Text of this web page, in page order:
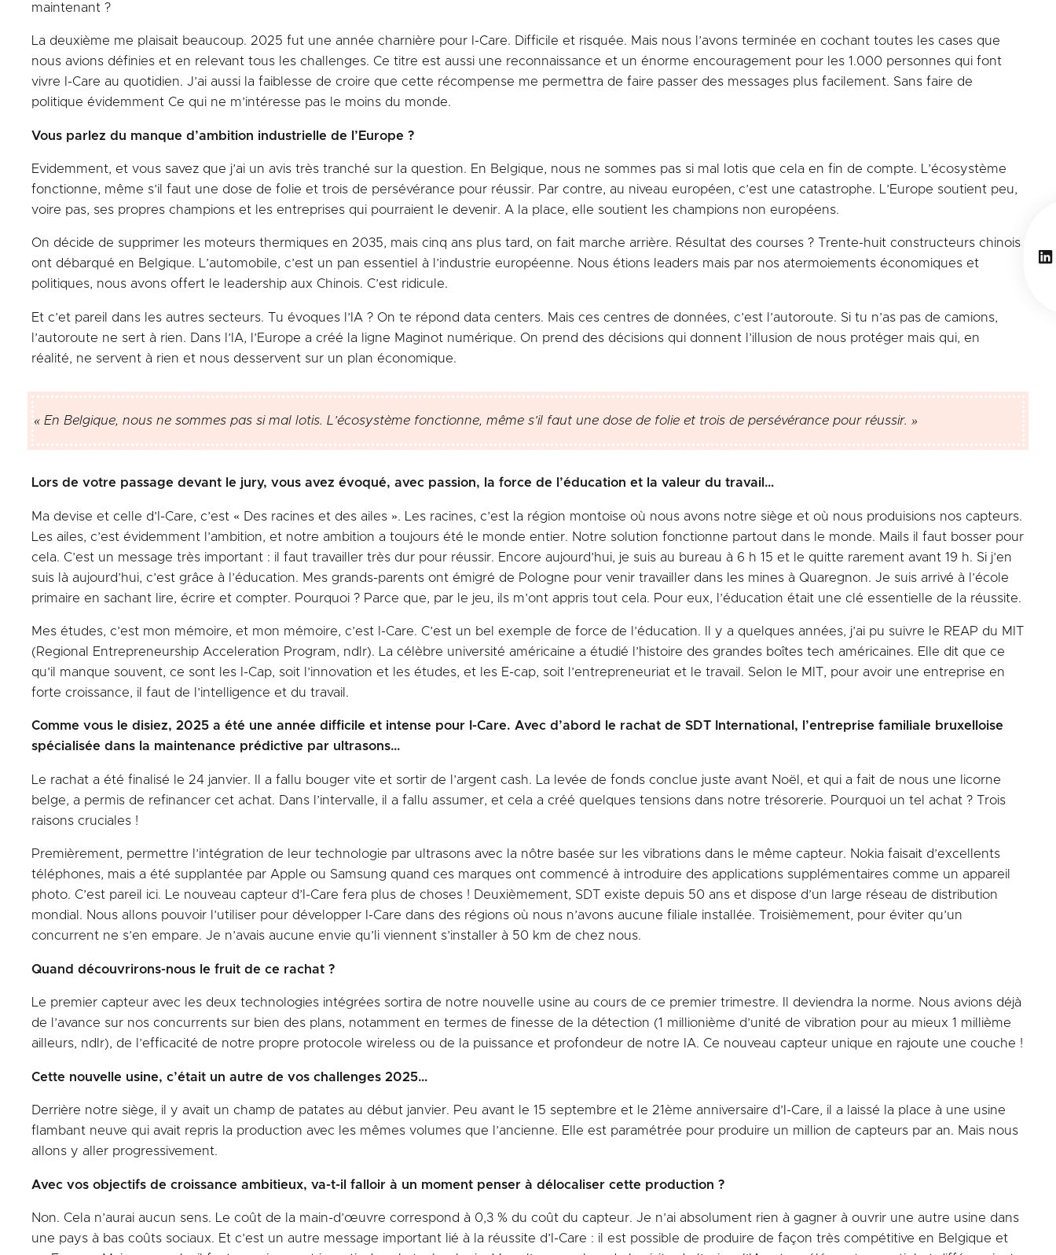
maintenant ?
La deuxième me plaisait beaucoup. 2025 fut une année charnière pour I-Care. Difficile et risquée. Mais nous l’avons terminée en cochant toutes les cases que
nous avions définies et en relevant tous les challenges. Ce titre est aussi une reconnaissance et un énorme encouragement pour les 1.000 personnes qui font
vivre I-Care au quotidien. J’ai aussi la faiblesse de croire que cette récompense me permettra de faire passer des messages plus facilement. Sans faire de
politique évidemment Ce qui ne m’intéresse pas le moins du monde.
Vous parlez du manque d’ambition industrielle de l’Europe ?
Evidemment, et vous savez que j’ai un avis très tranché sur la question. En Belgique, nous ne sommes pas si mal lotis que cela en fin de compte. L’écosystème
fonctionne, même s’il faut une dose de folie et trois de persévérance pour réussir. Par contre, au niveau européen, c’est une catastrophe. L’Europe soutient peu,
voire pas, ses propres champions et les entreprises qui pourraient le devenir. A la place, elle soutient les champions non européens.
On décide de supprimer les moteurs thermiques en 2035, mais cinq ans plus tard, on fait marche arrière. Résultat des courses ? Trente-huit constructeurs chinois
ont débarqué en Belgique. L’automobile, c’est un pan essentiel à l’industrie européenne. Nous étions leaders mais par nos atermoiements économiques et
politiques, nous avons offert le leadership aux Chinois. C’est ridicule.
Et c’et pareil dans les autres secteurs. Tu évoques l’IA ? On te répond data centers. Mais ces centres de données, c’est l’autoroute. Si tu n’as pas de camions,
l’autoroute ne sert à rien. Dans l’IA, l’Europe a créé la ligne Maginot numérique. On prend des décisions qui donnent l’illusion de nous protéger mais qui, en
réalité, ne servent à rien et nous desservent sur un plan économique.
« En Belgique, nous ne sommes pas si mal lotis. L’écosystème fonctionne, même s’il faut une dose de folie et trois de persévérance pour réussir. »
Lors de votre passage devant le jury, vous avez évoqué, avec passion, la force de l’éducation et la valeur du travail…
Ma devise et celle d’I-Care, c’est « Des racines et des ailes ». Les racines, c’est la région montoise où nous avons notre siège et où nous produisions nos capteurs.
Les ailes, c’est évidemment l’ambition, et notre ambition a toujours été le monde entier. Notre solution fonctionne partout dans le monde. Mails il faut bosser pour
cela. C’est un message très important : il faut travailler très dur pour réussir. Encore aujourd’hui, je suis au bureau à 6 h 15 et le quitte rarement avant 19 h. Si j’en
suis là aujourd’hui, c’est grâce à l’éducation. Mes grands-parents ont émigré de Pologne pour venir travailler dans les mines à Quaregnon. Je suis arrivé à l’école
primaire en sachant lire, écrire et compter. Pourquoi ? Parce que, par le jeu, ils m’ont appris tout cela. Pour eux, l’éducation était une clé essentielle de la réussite.
Mes études, c’est mon mémoire, et mon mémoire, c’est I-Care. C’est un bel exemple de force de l’éducation. Il y a quelques années, j’ai pu suivre le REAP du MIT
(Regional Entrepreneurship Acceleration Program, ndlr). La célèbre université américaine a étudié l’histoire des grandes boîtes tech américaines. Elle dit que ce
qu’il manque souvent, ce sont les I-Cap, soit l’innovation et les études, et les E-cap, soit l’entrepreneuriat et le travail. Selon le MIT, pour avoir une entreprise en
forte croissance, il faut de l’intelligence et du travail.
Comme vous le disiez, 2025 a été une année difficile et intense pour I-Care. Avec d’abord le rachat de SDT International, l’entreprise familiale bruxelloise
spécialisée dans la maintenance prédictive par ultrasons…
Le rachat a été finalisé le 24 janvier. Il a fallu bouger vite et sortir de l’argent cash. La levée de fonds conclue juste avant Noël, et qui a fait de nous une licorne
belge, a permis de refinancer cet achat. Dans l’intervalle, il a fallu assumer, et cela a créé quelques tensions dans notre trésorerie. Pourquoi un tel achat ? Trois
raisons cruciales !
Premièrement, permettre l’intégration de leur technologie par ultrasons avec la nôtre basée sur les vibrations dans le même capteur. Nokia faisait d’excellents
téléphones, mais a été supplantée par Apple ou Samsung quand ces marques ont commencé à introduire des applications supplémentaires comme un appareil
photo. C’est pareil ici. Le nouveau capteur d’I-Care fera plus de choses ! Deuxièmement, SDT existe depuis 50 ans et dispose d’un large réseau de distribution
mondial. Nous allons pouvoir l’utiliser pour développer I-Care dans des régions où nous n’avons aucune filiale installée. Troisièmement, pour éviter qu’un
concurrent ne s’en empare. Je n’avais aucune envie qu’li viennent s’installer à 50 km de chez nous.
Quand découvrirons-nous le fruit de ce rachat ?
Le premier capteur avec les deux technologies intégrées sortira de notre nouvelle usine au cours de ce premier trimestre. Il deviendra la norme. Nous avions déjà
de l’avance sur nos concurrents sur bien des plans, notamment en termes de finesse de la détection (1 millionième d’unité de vibration pour au mieux 1 millième
ailleurs, ndlr), de l’efficacité de notre propre protocole wireless ou de la puissance et profondeur de notre IA. Ce nouveau capteur unique en rajoute une couche !
Cette nouvelle usine, c’était un autre de vos challenges 2025…
Derrière notre siège, il y avait un champ de patates au début janvier. Peu avant le 15 septembre et le 21ème anniversaire d’I-Care, il a laissé la place à une usine
flambant neuve qui avait repris la production avec les mêmes volumes que l’ancienne. Elle est paramétrée pour produire un million de capteurs par an. Mais nous
allons y aller progressivement.
Avec vos objectifs de croissance ambitieux, va-t-il falloir à un moment penser à délocaliser cette production ?
Non. Cela n’aurai aucun sens. Le coût de la main-d’œuvre correspond à 0,3 % du coût du capteur. Je n’ai absolument rien à gagner à ouvrir une autre usine dans
une pays à bas coûts sociaux. Et c’est un autre message important lié à la réussite d’I-Care : il est possible de produire de façon très compétitive en Belgique et